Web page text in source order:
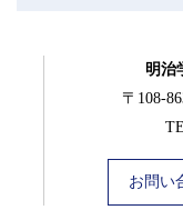
明治
〒108-
お問い